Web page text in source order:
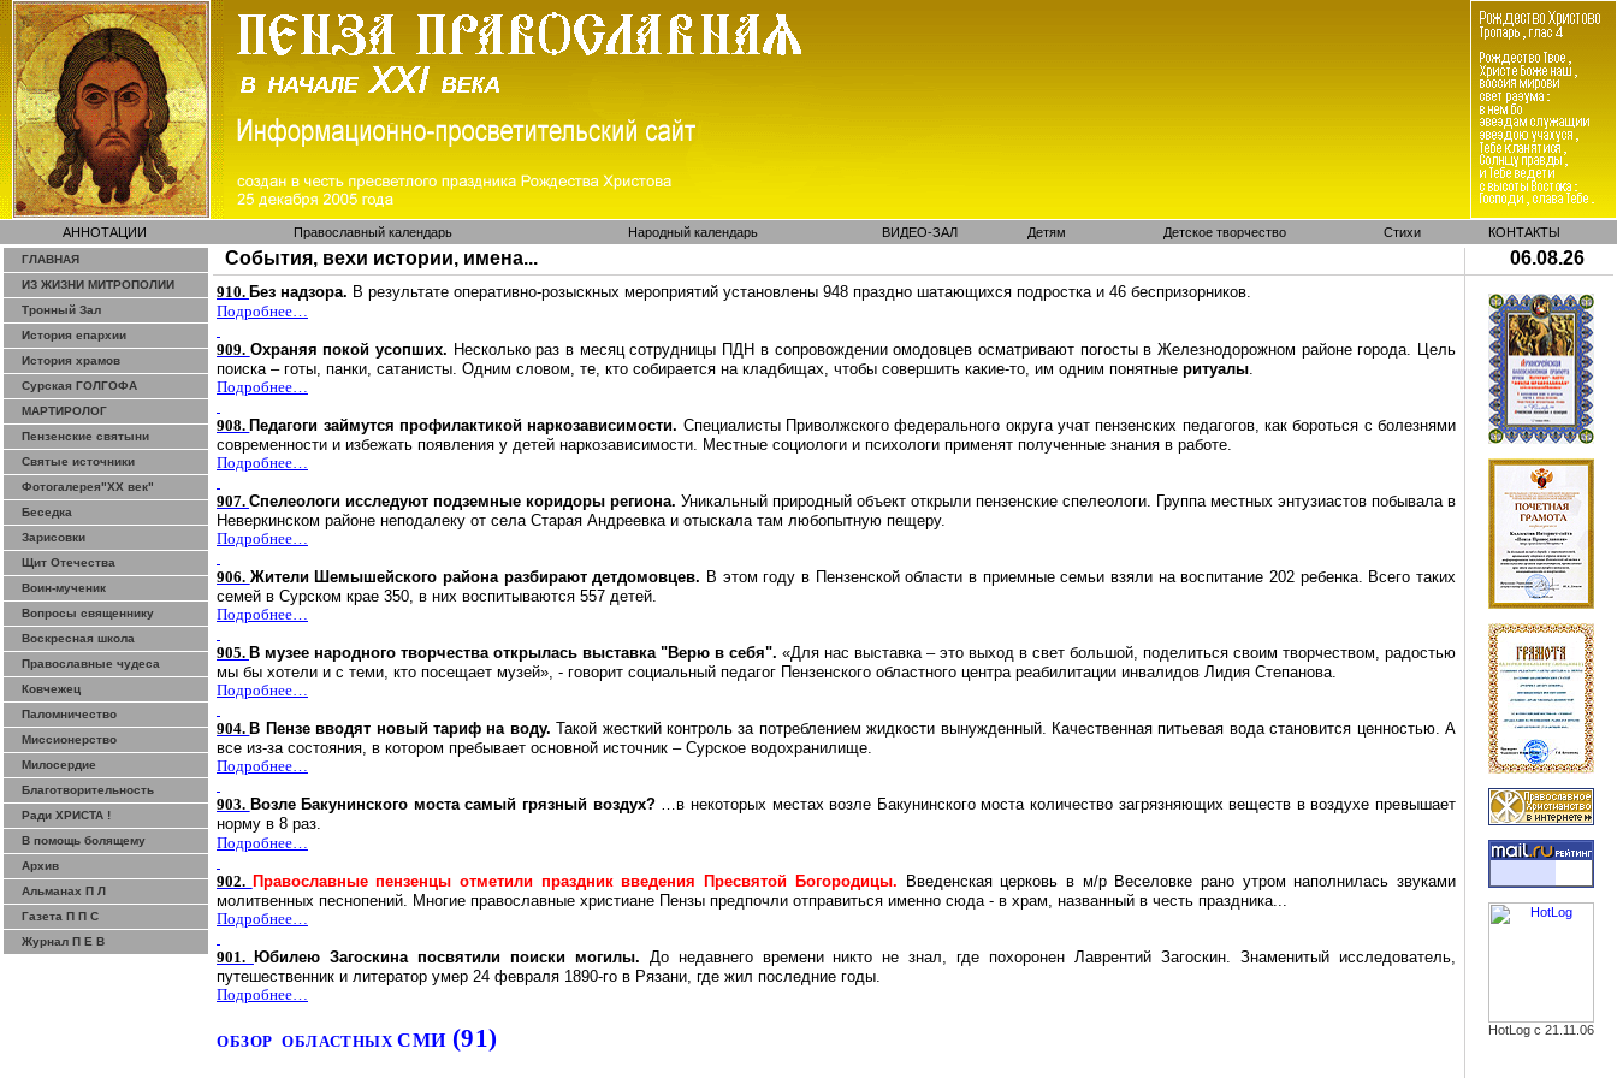
АННОТАЦИИ Православный календарь Народный календарь ВИДЕО-ЗАЛ Детям Детское творчество Стихи КОНТАКТЫ
ГЛАВНАЯ
ИЗ ЖИЗНИ МИТРОПОЛИИ
Тронный Зал
История епархии
История храмов
Сурская ГОЛГОФА
МАРТИРОЛОГ
Пензенские святыни
Святые источники
Фотогалерея"ХХ век"
Беседка
Зарисовки
Щит Отечества
Воин-мученик
Вопросы священнику
Воскресная школа
Православные чудеса
Ковчежец
Паломничество
Миссионерство
Милосердие
Благотворительность
Ради ХРИСТА !
В помощь болящему
Архив
Альманах П Л
Газета П П С
Журнал П Е В
События, вехи истории, имена... 06.08.26
910. Без надзора. В результате оперативно-розыскных мероприятий установлены 948 праздно шатающихся подростка и 46 беспризорников.
Подробнее…
909. Охраняя покой усопших. Несколько раз в месяц сотрудницы ПДН в сопровождении омодовцев осматривают погосты в Железнодорожном районе города. Цель
поиска – готы, панки, сатанисты. Одним словом, те, кто собирается на кладбищах, чтобы совершить какие-то, им одним понятные ритуалы.
Подробнее…
908. Педагоги займутся профилактикой наркозависимости. Специалисты Приволжского федерального округа учат пензенских педагогов, как бороться с болезнями
современности и избежать появления у детей наркозависимости. Местные социологи и психологи применят полученные знания в работе.
Подробнее…
907. Спелеологи исследуют подземные коридоры региона. Уникальный природный объект открыли пензенские спелеологи. Группа местных энтузиастов побывала в
Неверкинском районе неподалеку от села Старая Андреевка и отыскала там любопытную пещеру.
Подробнее…
906. Жители Шемышейского района разбирают детдомовцев. В этом году в Пензенской области в приемные семьи взяли на воспитание 202 ребенка. Всего таких
семей в Сурском крае 350, в них воспитываются 557 детей.
Подробнее…
905. В музее народного творчества открылась выставка "Верю в себя". «Для нас выставка – это выход в свет большой, поделиться своим творчеством, радостью
мы бы хотели и с теми, кто посещает музей», - говорит социальный педагог Пензенского областного центра реабилитации инвалидов Лидия Степанова.
Подробнее…
904. В Пензе вводят новый тариф на воду.Такой жесткийконтроль за потреблением жидкости вынужденный. Качественная питьевая вода становится ценностью. А
все из-за состояния, в котором пребывает основной источник – Сурское водохранилище.
Подробнее…
903. Возле Бакунинского моста самый грязный воздух? …в некоторых местах возле Бакунинского моста количество загрязняющих веществ в воздухе превышает
норму в 8 раз.
Подробнее…
902. Православные пензенцы отметили праздник введения Пресвятой Богородицы. Введенская церковь в м/рВеселовке рано утром наполнилась звуками
молитвенных песнопений. Многие православные христиане Пензы предпочли отправиться именно сюда - в храм, названный в честь праздника...
Подробнее…
901. Юбилею Загоскина посвятили поиски могилы. До недавнего времени никто не знал, где похоронен Лаврентий Загоскин. Знаменитый исследователь,
путешественник и литератор умер 24 февраля 1890-го в Рязани, где жил последние годы.
Подробнее…
ОБЗОР ОБЛАСТНЫХ СМИ (91) HotLog с 21.11.06